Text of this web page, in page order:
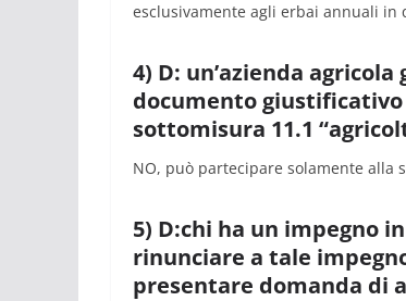
esclusivamente agli erbai annuali
4) D: un’azienda
documento giustificativo
sottomisura 11.1
NO, può partecipare solamente alla
5) D:chi ha un impegno
rinunciare a tale
presentare domanda di